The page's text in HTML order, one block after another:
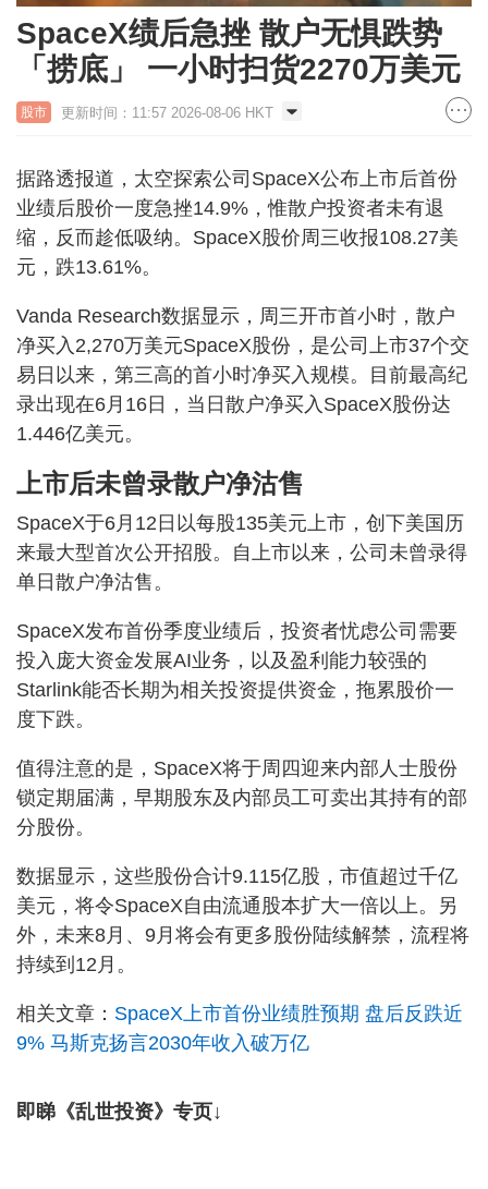
SpaceX绩后急挫 散户无惧跌势
「捞底」 一小时扫货2270万美元
股市 更新时间：11:57 2026-08-06 HKT
据路透报道，太空探索公司SpaceX公布上市后首份
业绩后股价一度急挫14.9%，惟散户投资者未有退
缩，反而趁低吸纳。SpaceX股价周三收报108.27美
元，跌13.61%。
Vanda Research数据显示，周三开市首小时，散户
净买入2,270万美元SpaceX股份，是公司上市37个交
易日以来，第三高的首小时净买入规模。目前最高纪
录出现在6月16日，当日散户净买入SpaceX股份达
1.446亿美元。
上市后未曾录散户净沽售
SpaceX于6月12日以每股135美元上市，创下美国历
来最大型首次公开招股。自上市以来，公司未曾录得
单日散户净沽售。
SpaceX发布首份季度业绩后，投资者忧虑公司需要
投入庞大资金发展AI业务，以及盈利能力较强的
Starlink能否长期为相关投资提供资金，拖累股价一
度下跌。
值得注意的是，SpaceX将于周四迎来内部人士股份
锁定期届满，早期股东及内部员工可卖出其持有的部
分股份。
数据显示，这些股份合计9.115亿股，市值超过千亿
美元，将令SpaceX自由流通股本扩大一倍以上。另
外，未来8月、9月将会有更多股份陆续解禁，流程将
持续到12月。
相关文章： SpaceX上市首份业绩胜预期 盘后反跌近
9% 马斯克扬言2030年收入破万亿
即睇《乱世投资》专页↓